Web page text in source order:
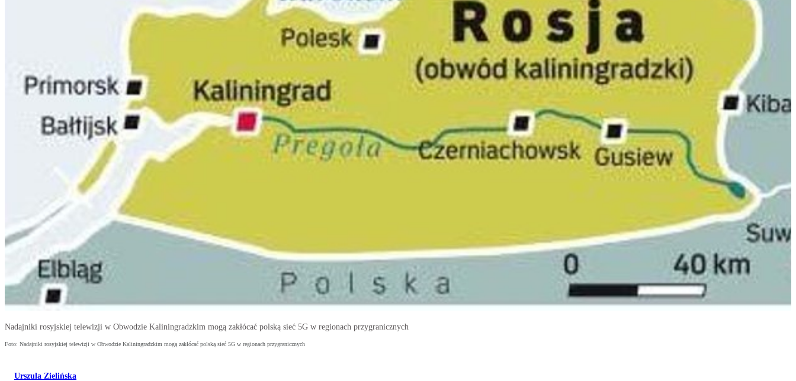
Nadajniki rosyjskiej telewizji w Obwodzie Kaliningradzkim mogą zakłócać polską sieć 5G w regionach przygranicznych
Foto: Nadajniki rosyjskiej telewizji w Obwodzie Kaliningradzkim mogą zakłócać polską sieć 5G w regionach przygranicznych
Urszula Zielińska